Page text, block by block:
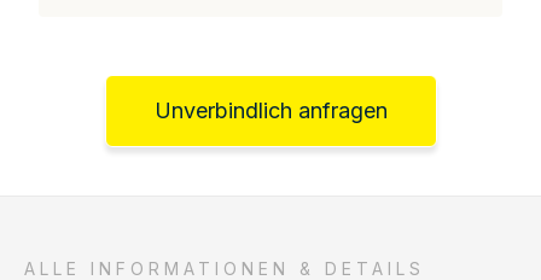
Unverbindlich anfragen
ALLE INFORMATIONEN & DETAILS